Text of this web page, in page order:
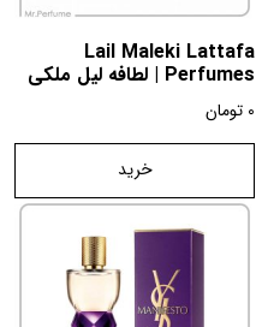
Lail Maleki Lattafa
Perfumes | لطافه لیل ملکی
0 تومان
خرید